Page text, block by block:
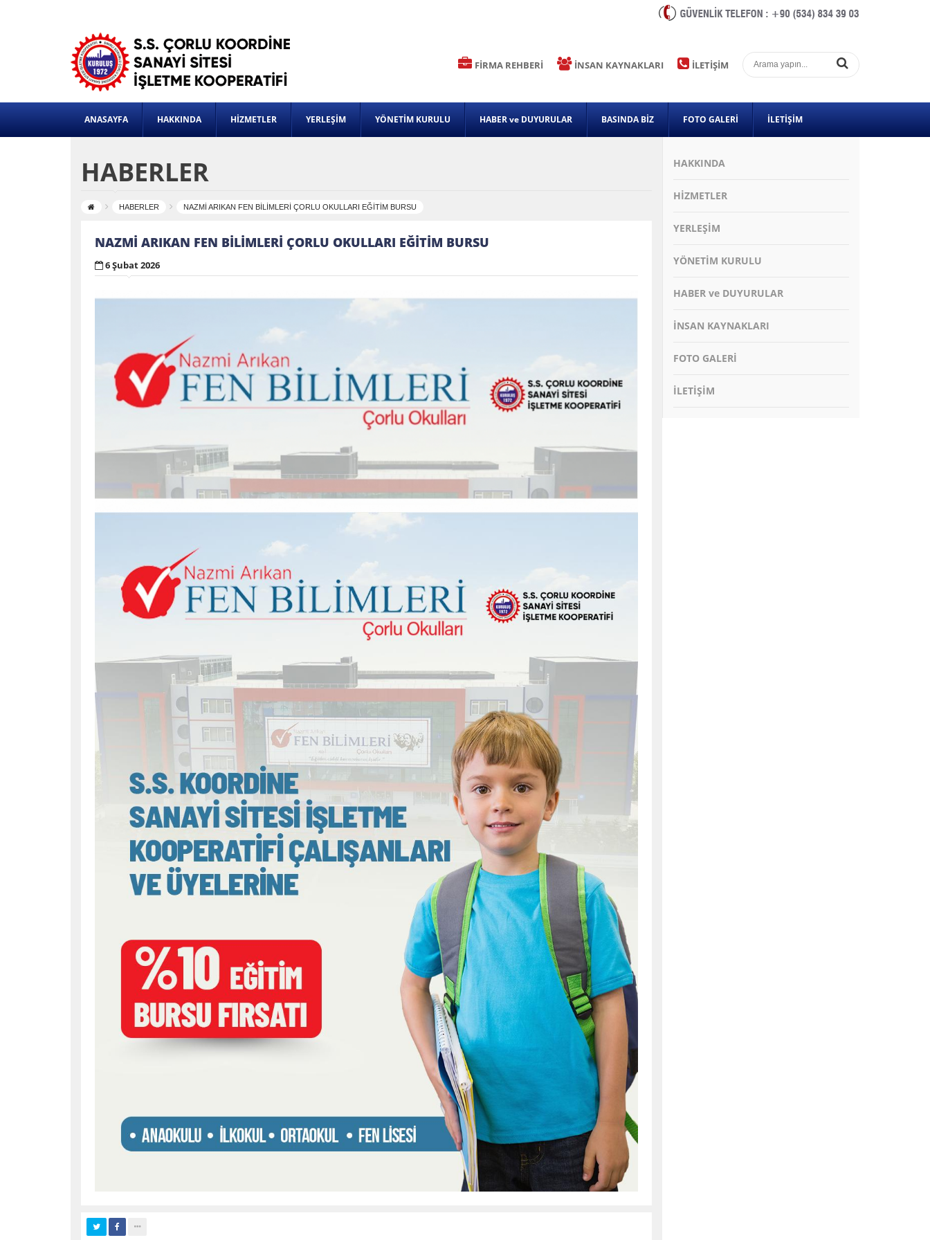
FİRMA REHBERİ İNSAN KAYNAKLARI İLETİŞİM
ANASAYFA HAKKINDA HİZMETLER YERLEŞİM YÖNETİM KURULU HABER ve DUYURULAR BASINDA BİZ FOTO GALERİ İLETİŞİM
HABERLER
HABERLER NAZMİ ARIKAN FEN BİLİMLERİ ÇORLU OKULLARI EĞİTİM BURSU
NAZMİ ARIKAN FEN BİLİMLERİ ÇORLU OKULLARI EĞİTİM BURSU
6 Şubat 2026
HAKKINDA
HİZMETLER
YERLEŞİM
YÖNETİM KURULU
HABER ve DUYURULAR
İNSAN KAYNAKLARI
FOTO GALERİ
İLETİŞİM